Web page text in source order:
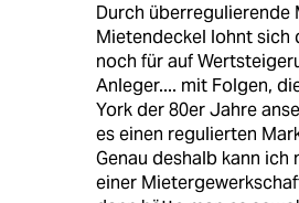
Durch überregulierende
Mietendeckel lohnt sich
noch für auf
Anleger.... mit Folgen,
York der 80er Jahre
es einen regulierten
Genau deshalb kann ich
einer